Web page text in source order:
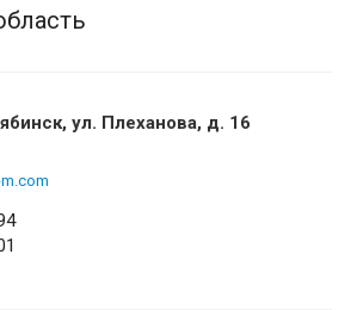
ул. Плеханова, д. 16